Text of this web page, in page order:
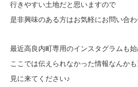
行きやすい土地だと思いますので
是非興味のある方はお気軽にお問い合
最近高良内町専用のインスタグラムも始
ここでは伝えられなかった情報なんか
見に来てください♪